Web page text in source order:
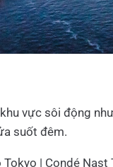
vực sôi động
suốt đêm.